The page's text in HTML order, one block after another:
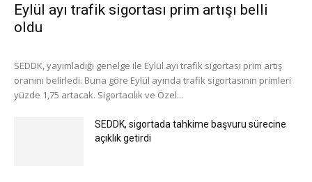
Eylül ayı trafik sigortası prim artışı belli
oldu
SEDDK, yayımladığı genelge ile Eylül ayı trafik sigortası prim artış
oranını belirledi. Buna göre Eylül ayında trafik sigortasının primleri
yüzde 1,75 artacak. Sigortacılık ve Özel...
SEDDK, sigortada tahkime başvuru sürecine
açıklık getirdi